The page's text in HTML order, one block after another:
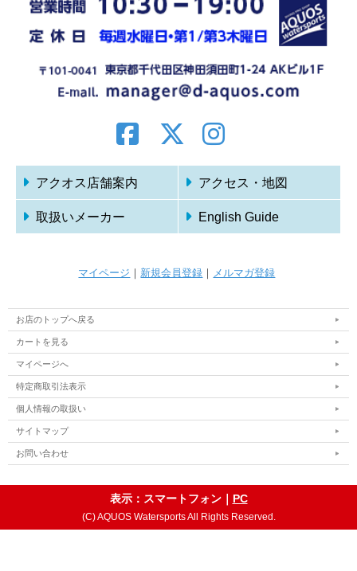
アクオス店舗案内 アクセス・地図
取扱いメーカー English Guide
マイページ ｜ 新規会員登録 ｜ メルマガ登録
お店のトップへ戻る
カートを見る
マイページへ
特定商取引法表示
個人情報の取扱い
サイトマップ
お問い合わせ
表示：スマートフォン｜ PC
(C) AQUOS Watersports All Rights Reserved.